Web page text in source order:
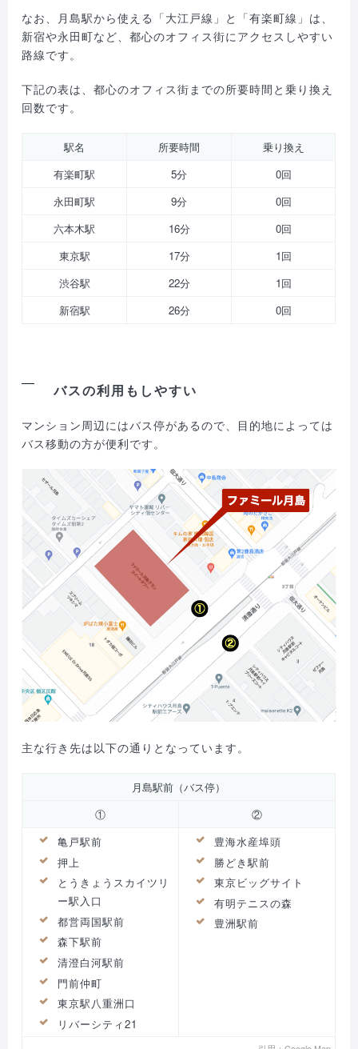
なお、月島駅から使える「大江戸線」と「有楽町線」は、
新宿や永田町など、都心のオフィス街にアクセスしやすい
路線です。
下記の表は、都心のオフィス街までの所要時間と乗り換え
回数です。
駅名 所要時間
乗り換え
有楽町駅
5分
0回
永田町駅
9分
0回
六本木駅
16分
0回
東京駅
17分
1回
渋谷駅
22分
1回
新宿駅
26分 0回
バスの利用もしやすい
マンション周辺にはバス停があるので、目的地によっては
バス移動の方が便利です。
主な行き先は以下の通りとなっています。
月島駅前（バス停）
①
②
亀戸駅前
押上
とうきょうスカイツリ
ー駅入口
都営両国駅前
森下駅前
清澄白河駅前
門前仲町
東京駅八重洲口
リバーシティ21
豊海水産埠頭
勝どき駅前
東京ビッグサイト
有明テニスの森
豊洲駅前